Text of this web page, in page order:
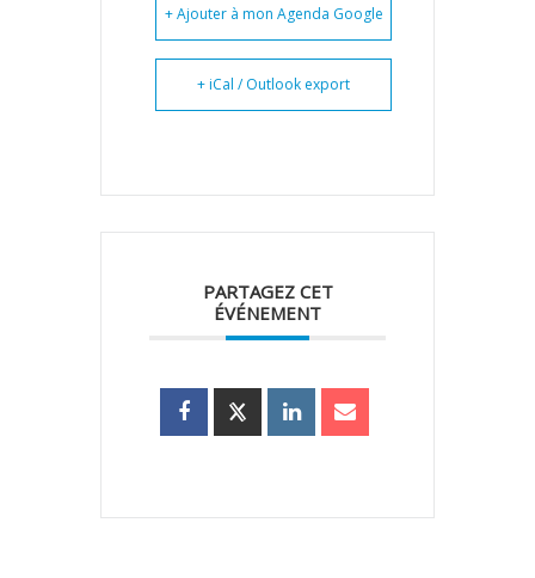
+ Ajouter à mon Agenda Google
+ iCal / Outlook export
PARTAGEZ CET
ÉVÉNEMENT